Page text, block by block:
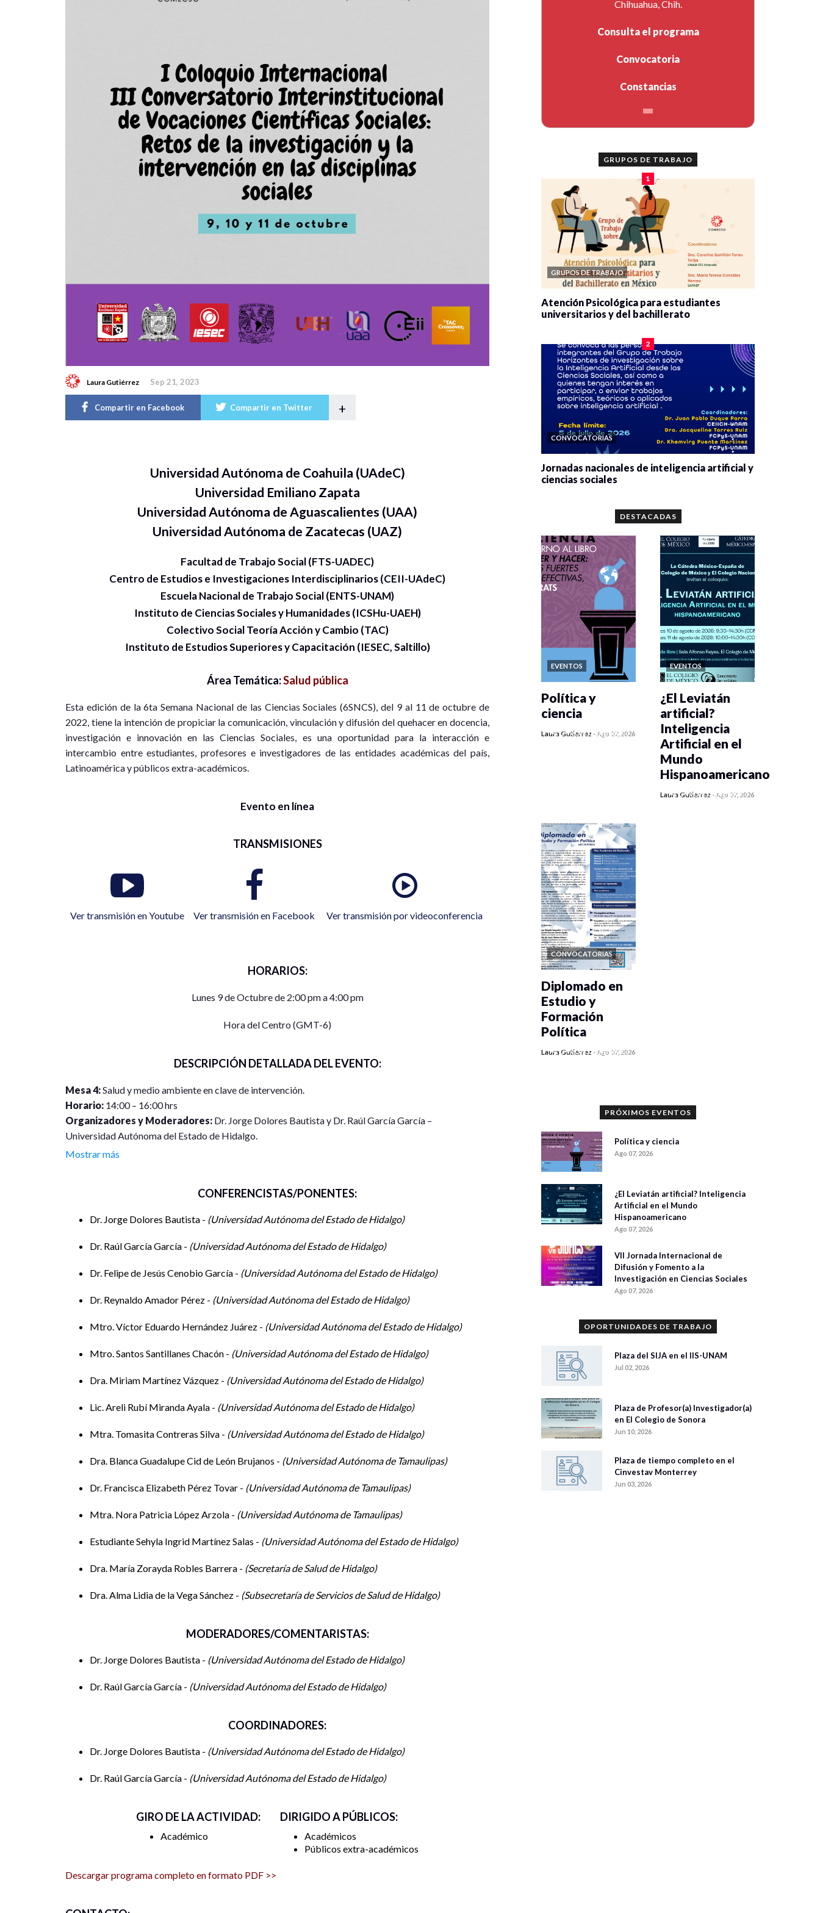
Laura Gutiérrez Sep 21, 2023
Compartir en Facebook Compartir en Twitter +
Universidad Autónoma de Coahuila (UAdeC)
Universidad Emiliano Zapata
Universidad Autónoma de Aguascalientes (UAA)
Universidad Autónoma de Zacatecas (UAZ)
Facultad de Trabajo Social (FTS-UADEC)
Centro de Estudios e Investigaciones Interdisciplinarios (CEII-UAdeC)
Escuela Nacional de Trabajo Social (ENTS-UNAM)
Instituto de Ciencias Sociales y Humanidades (ICSHu-UAEH)
Colectivo Social Teoría Acción y Cambio (TAC)
Instituto de Estudios Superiores y Capacitación (IESEC, Saltillo)
Área Temática:Salud pública
Esta edición de la 6ta Semana Nacional de las Ciencias Sociales (6SNCS), del 9 al 11 de octubre de
2022, tiene la intención de propiciar la comunicación, vinculación y difusión del quehacer en docencia,
investigación e innovación en las Ciencias Sociales, es una oportunidad para la interacción e
intercambio entre estudiantes, profesores e investigadores de las entidades académicas del país,
Latinoamérica y públicos extra-académicos.
Evento en línea
TRANSMISIONES
Ver transmisión en Youtube Ver transmisión en Facebook Ver transmisión por videoconferencia
HORARIOS:
Lunes 9 de Octubre de 2:00 pm a 4:00 pm
Hora del Centro (GMT-6)
DESCRIPCIÓN DETALLADA DEL EVENTO:
Mesa 4:Salud y medio ambiente en clave de intervención.
Horario: 14:00 – 16:00 hrs
Organizadores y Moderadores: Dr. Jorge Dolores Bautista y Dr. Raúl García García –
Universidad Autónoma del Estado de Hidalgo.
Ponentes:
Dr. Felipe de Jesús Cenobio García – Universidad Autónoma del Estado de
Dr. Reynaldo Amador Pérez – Universidad Autónoma del Estado de Hidalgo.
Mtro. Víctor Eduardo Hernández Juárez – Universidad Autónoma del Estado de
Mtro. Santos Santillanes Chacón – Universidad Autónoma del Estado de Hidalgo.
Hidalgo.
Mtra. Tomasita Contreras Silva – Universidad Autónoma del Estado de Hidalgo.
Dra. Blanca Guadalupe Cid de León Brujanos – Universidad Autónoma de
Dra. Francisca Elizabeth Pérez Tovar – Universidad Autónoma de Tamaulipas.
Estudiante de Licenciatura Sehyla Ingrid Martínez Salas – Universidad Autónoma
Mostrar más
CONFERENCISTAS/PONENTES:
Dr. Jorge Dolores Bautista - Universidad Autónoma del Estado de Hidalgo
Dr. Raúl García García - Universidad Autónoma del Estado de Hidalgo
Dr. Felipe de Jesús Cenobio García - Universidad Autónoma del Estado de Hidalgo
Dr. Reynaldo Amador Pérez - Universidad Autónoma del Estado de Hidalgo
Mtro. Víctor Eduardo Hernández Juárez - Universidad Autónoma del Estado de Hidalgo
Mtro. Santos Santillanes Chacón - Universidad Autónoma del Estado de Hidalgo
Dra. Miriam Martínez Vázquez - Universidad Autónoma del Estado de Hidalgo
Lic. Areli Rubí Miranda Ayala - Universidad Autónoma del Estado de Hidalgo
Mtra. Tomasita Contreras Silva - Universidad Autónoma del Estado de Hidalgo
Dra. Blanca Guadalupe Cid de León Brujanos - Universidad Autónoma de Tamaulipas
Dr. Francisca Elizabeth Pérez Tovar - Universidad Autónoma de Tamaulipas
Mtra. Nora Patricia López Arzola - Universidad Autónoma de Tamaulipas
Estudiante Sehyla Ingrid Martínez Salas - Universidad Autónoma del Estado de Hidalgo
Dra. María Zorayda Robles Barrera - Secretaría de Salud de Hidalgo
Dra. Alma Lidia de la Vega Sánchez - Subsecretaría de Servicios de Salud de Hidalgo
MODERADORES/COMENTARISTAS:
Dr. Jorge Dolores Bautista - Universidad Autónoma del Estado de Hidalgo
Dr. Raúl García García - Universidad Autónoma del Estado de Hidalgo
COORDINADORES:
Dr. Jorge Dolores Bautista - Universidad Autónoma del Estado de Hidalgo
Dr. Raúl García García - Universidad Autónoma del Estado de Hidalgo
GIRO DE LA ACTIVIDAD:
Académico
DIRIGIDO A PÚBLICOS:
Académicos
Públicos extra-académicos
Descargar programa completo en formato PDF >>
Chihuahua, Chih.
Consulta el programa
Convocatoria
Constancias
GRUPOS DE TRABAJO
1
GRUPOS DE TRABAJO
Atención Psicológica para estudiantes
universitarios y del bachillerato
2
CONVOCATORIAS
Jornadas nacionales de inteligencia artificial y
ciencias sociales
DESTACADAS
EVENTOS
0 veces compartido
Política y
ciencia
Laura Gutiérrez -Ago 07, 2026
EVENTOS
0 veces compartido
¿El Leviatán
artificial?
Inteligencia
Artificial en el
Mundo
Hispanoamericano
Laura Gutiérrez -Ago 07, 2026
CONVOCATORIAS
0 veces compartido
Diplomado en
Estudio y
Formación
Política
Laura Gutiérrez -Ago 07, 2026
PRÓXIMOS EVENTOS
Política y ciencia
Ago 07, 2026
¿El Leviatán artificial? Inteligencia
Artificial en el Mundo
Hispanoamericano
Ago 07, 2026
VII Jornada Internacional de
Difusión y Fomento a la
Investigación en Ciencias Sociales
Ago 07, 2026
OPORTUNIDADES DE TRABAJO
Plaza del SIJA en el IIS-UNAM
Jul 02, 2026
Plaza de Profesor(a) Investigador(a)
en El Colegio de Sonora
Jun 10, 2026
Plaza de tiempo completo en el
Cinvestav Monterrey
Jun 03, 2026